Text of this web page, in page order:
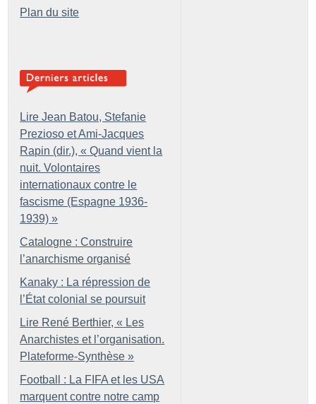
Plan du site
Lire Jean Batou, Stefanie
Prezioso et Ami-Jacques
Rapin (dir.), « Quand vient la
nuit. Volontaires
internationaux contre le
fascisme (Espagne 1936-
1939) »
Catalogne : Construire
l’anarchisme organisé
Kanaky : La répression de
l’État colonial se poursuit
Lire René Berthier, « Les
Anarchistes et l’organisation.
Plateforme-Synthèse »
Football : La FIFA et les USA
marquent contre notre camp